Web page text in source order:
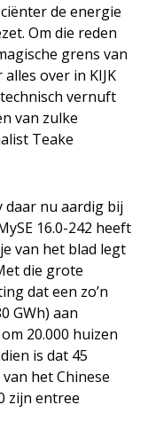
de energie
Om die reden
grens van
over in KIJK
vernuft
van zulke
Teake
daar nu aardig bij
16.0-242 heeft
van het blad legt
die grote
dat een zo’n
GWh) aan
20.000 huizen
is dat 45
het Chinese
zijn entree